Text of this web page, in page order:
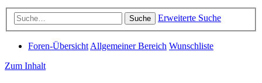
Suche Erweiterte Suche
Foren-Übersicht Allgemeiner Bereich Wunschliste
Zum Inhalt